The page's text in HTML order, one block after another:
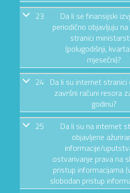
23
Da li se finansijski
periodično objavljuju
stranici
(polugodišnji,
mjesečni)?
24 Da li su internet stranici
završni računi resora
godinu?
25
Da li su na internet
objavljene
informacije/
ostvarivanje prava na
pristup informacijama
slobodan pristup